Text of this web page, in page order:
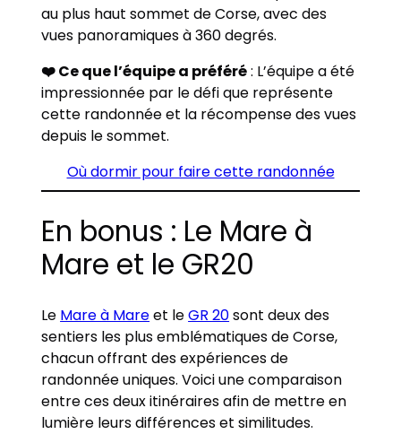
au plus haut sommet de Corse, avec des
vues panoramiques à 360 degrés.
❤️ Ce que l’équipe a préféré: L’équipe a été
impressionnée par le défi que représente
cette randonnée et la récompense des vues
depuis le sommet.
Où dormir pour faire cette randonnée
En bonus : Le Mare à
Mare et le GR20
Le Mare à Mareet leGR 20sont deux des
sentiers les plus emblématiques de Corse,
chacun offrant des expériences de
randonnée uniques. Voici une comparaison
entre ces deux itinéraires afin de mettre en
lumière leurs différences et similitudes.